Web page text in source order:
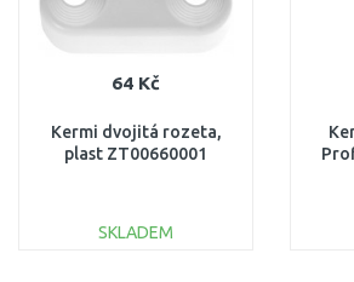
64 Kč
Kermi dvojitá rozeta,
plast ZT00660001
SKLADEM